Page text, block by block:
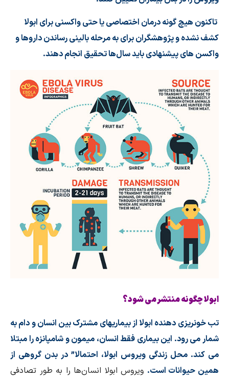
تاکنون هیچ گونه درمان اختصاصی یا حتی واکسنی برای ابولا
کشف نشده و پژوهشگران برای به مرحله بالینی رساندن داروها و
واکسن‌ های پیشنهادی باید سال‌ها تحقیق انجام دهند.
ابولا چگونه منتشر می شود؟
تب خونریزی دهنده ابولا از بیماریهای مشترک بین انسان و دام به
شمار می رود. این بیماری فقط انسان، میمون و شامپانزه را مبتلا
می کند. محل زندگی ویروس ابولا، احتمالا” در بدن گروهی از
همین حیوانات است. ویروس ابولا انسان‌ها را به طور تصادفی